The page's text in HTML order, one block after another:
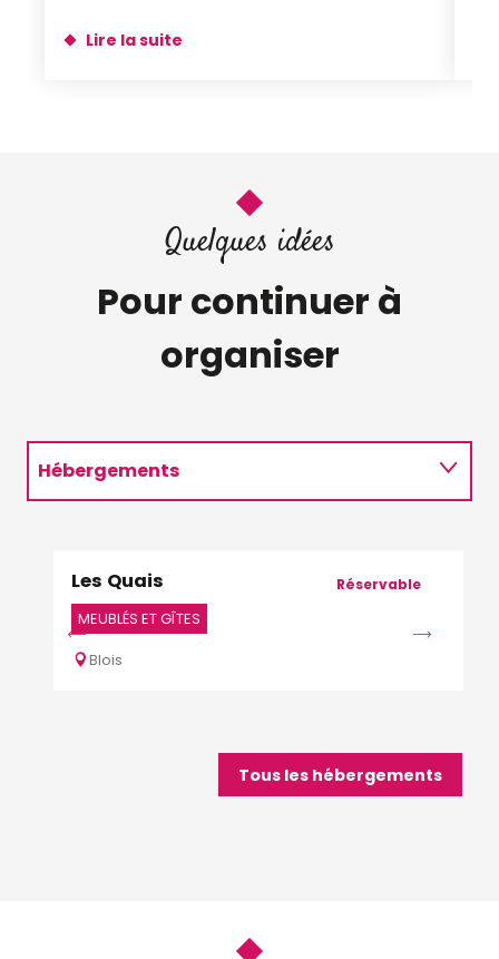
Lire la suite
Quelques idées
Pour continuer à
organiser
Hébergements
Activités
Les Quais
MEUBLÉS ET GÎTES
Blois
Réservable
Tous les hébergements